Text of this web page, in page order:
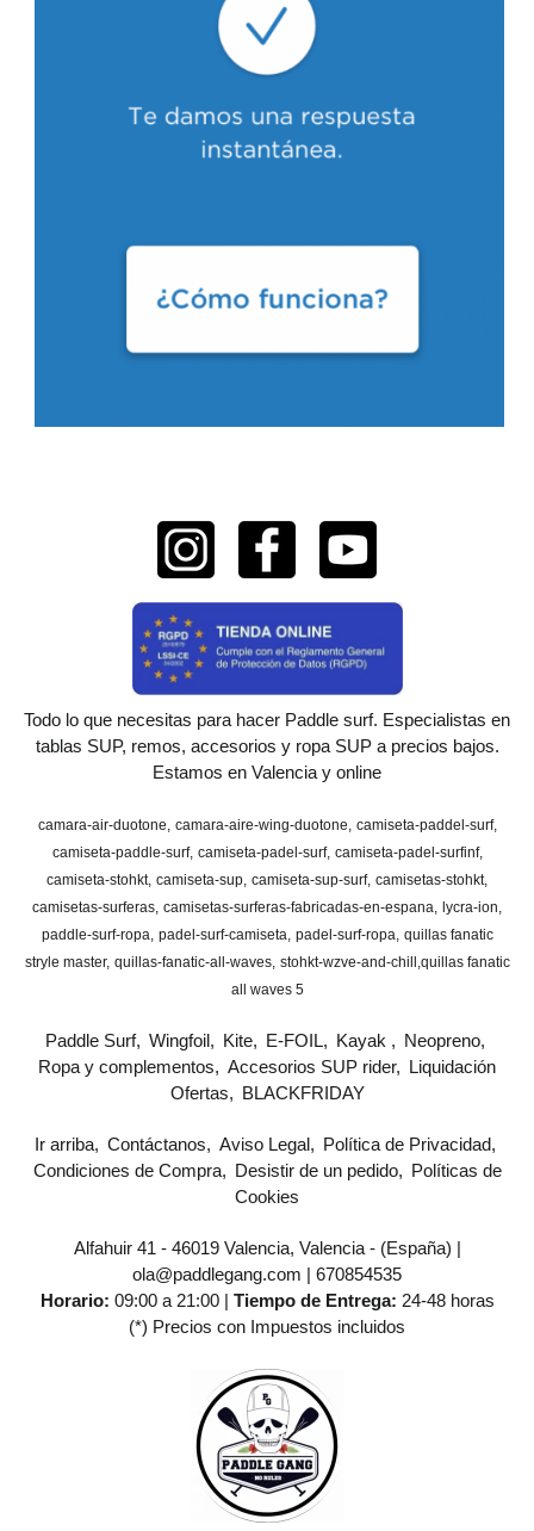
Todo lo que necesitas para hacer Paddle surf. Especialistas en
tablas SUP, remos, accesorios y ropa SUP a precios bajos.
Estamos en Valencia y online
camara-air-duotone camara-aire-wing-duotone camiseta-paddel-surf
camiseta-paddle-surf camiseta-padel-surf camiseta-padel-surfinf
camiseta-stohkt camiseta-sup camiseta-sup-surf camisetas-stohkt
camisetas-surferas camisetas-surferas-fabricadas-en-espana
lycra-ion
paddle-surf-ropa padel-surf-camiseta padel-surf-ropa quillas fanatic
stryle master quillas-fanatic-all-waves stohkt-wzve-and-chill
​quillas fanatic
all waves 5
Paddle Surf Wingfoil Kite E-FOIL Kayak
Neopreno
Ropa y complementos
Accesorios SUP rider
Liquidación
Ofertas
BLACKFRIDAY
Ir arriba Contáctanos Aviso Legal
Política de Privacidad
Condiciones de Compra
Desistir de un pedido
Políticas de
Cookies
Alfahuir 41 - 46019 Valencia, Valencia - (España) |
ola@paddlegang.com | 670854535
Horario: 09:00 a 21:00 | Tiempo de Entrega: 24-48 horas
(*) Precios con Impuestos incluidos